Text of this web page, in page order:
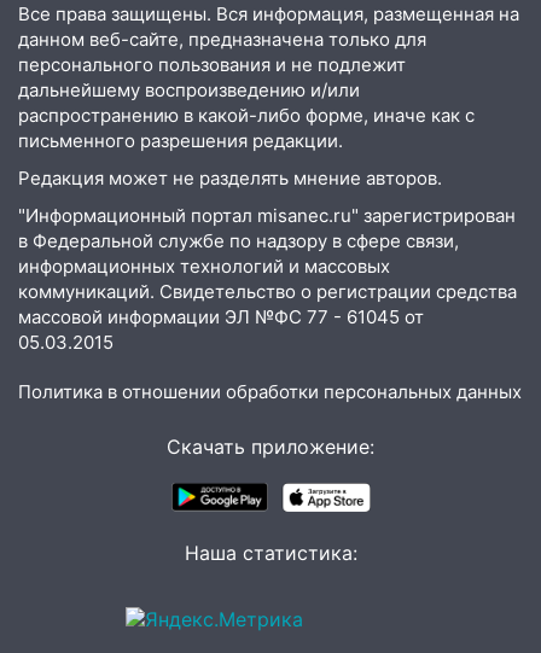
миллионов рублей за криминальное
покровительство
15:32 На «кольце» кроссовер сбил 18-
летнего мопедиста
В Ульяновске после тройного ДТП
госпитализировали 25-летнего байкера
14:32 На Ульяновскую область
надвигается жара
14:08 Пешеход переходил по «зебре»:
подробности серьезной аварии на
Фруктовой
13:30
В Димитровграде на улице
припаркованный автомобиль
Переезжал «зебру» на
велосипеде и попал под колеса
Вспыхнул изнутри: в
Все права защищены. Вся информация, размещенная на
данном веб-сайте, предназначена только для
персонального пользования и не подлежит
дальнейшему воспроизведению и/или
распространению в какой-либо форме, иначе как с
письменного разрешения редакции.
Редакция может не разделять мнение авторов.
"Информационный портал misanec.ru" зарегистрирован
в Федеральной службе по надзору в сфере связи,
информационных технологий и массовых
коммуникаций. Свидетельство о регистрации средства
массовой информации ЭЛ №ФС 77 - 61045 от
05.03.2015
Политика в отношении обработки персональных данных
Скачать приложение:
Наша статистика: